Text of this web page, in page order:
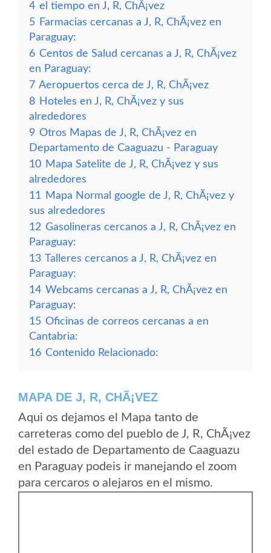
4 el tiempo en J, R, ChÃ¡vez
5 Farmacias cercanas a J, R, ChÃ¡vez en
Paraguay:
6 Centos de Salud cercanas a J, R, ChÃ¡vez
en Paraguay:
7 Aeropuertos cerca de J, R, ChÃ¡vez
8 Hoteles en J, R, ChÃ¡vez y sus
alrededores
9 Otros Mapas de J, R, ChÃ¡vez en
Departamento de Caaguazu - Paraguay
10 Mapa Satelite de J, R, ChÃ¡vez y sus
alrededores
11
Mapa Normal google de J, R, ChÃ¡vez y
sus alrededores
12 Gasolineras cercanos a J, R, ChÃ¡vez en
Paraguay:
13 Talleres cercanos a J, R, ChÃ¡vez en
Paraguay:
14 Webcams cercanas a J, R, ChÃ¡vez en
Paraguay:
15 Oficinas de correos cercanas a en
Cantabria:
16 Contenido Relacionado:
MAPA DE J, R, CHÃ¡VEZ
Aqui os dejamos el Mapa tanto de
carreteras como del pueblo de J, R, ChÃ¡vez
del estado de Departamento de Caaguazu
en Paraguay podeis ir manejando el zoom
para cercaros o alejaros en el mismo.